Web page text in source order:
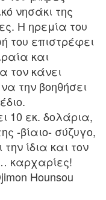
νησάκι της
Η ηρεμία του
του επιστρέφει
και
τον κάνει
την βοηθήσει
10 εκ. δολάρια,
-βίαιο- σύζυγο,
ίδια και τον
καρχαρίες!
Hounsou